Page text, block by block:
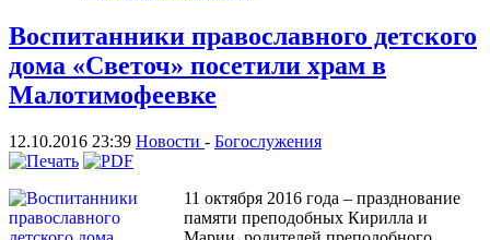
Воспитанники православного детского
дома «Светоч» посетили храм в
Малотимофеевке
12.10.2016 23:39 Новости - Богослужения
11 октября 2016 года – празднование
памяти преподобных Кирилла и